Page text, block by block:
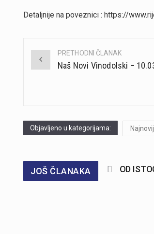
Detaljnije na poveznici : https://
Post
PRETHODNI ČLANAK
Naš Novi Vinodolski –
Objavljeno u kategorijama:
JOŠ ČLANAKA OD